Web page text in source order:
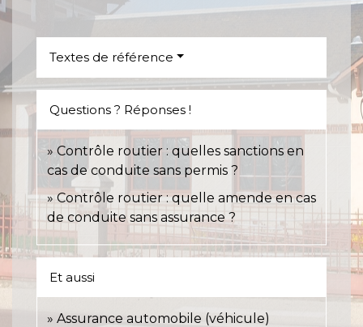
Textes de référence
Questions ? Réponses !
Contrôle routier : quelles sanctions en
cas de conduite sans permis ?
Contrôle routier : quelle amende en cas
de conduite sans assurance ?
Et aussi
Assurance automobile (véhicule)